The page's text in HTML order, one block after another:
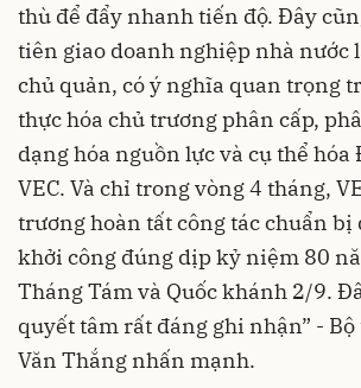
thù để đẩy nhanh tiến độ. Đây
tiên giao doanh nghiệp nhà nước
chủ quản, có ý nghĩa quan trọng
thực hóa chủ trương phân cấp,
dạng hóa nguồn lực và cụ thể hóa
VEC. Và chỉ trong vòng 4 tháng,
trương hoàn tất công tác chuẩn bị
khởi công đúng dịp kỷ niệm 80
Tháng Tám và Quốc khánh 2/9.
quyết tâm rất đáng ghi nhận” -
Văn Thắng nhấn mạnh.